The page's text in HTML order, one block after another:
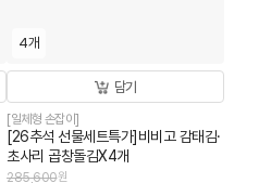
4개
담기
[일체형 손잡이]
[26추석 선물세트특가]비비고 감태김·
초사리 곱창돌김X4개
285,600원